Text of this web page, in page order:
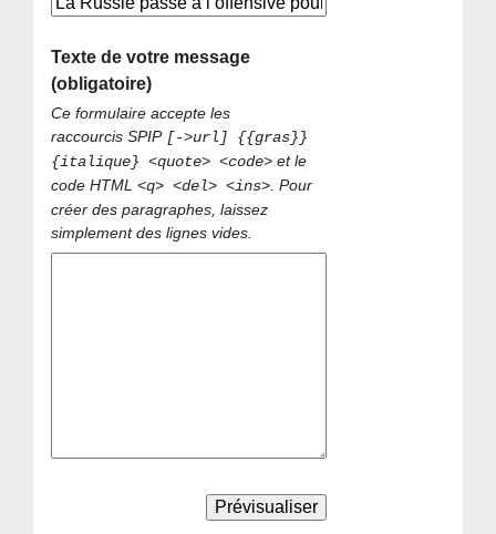
Texte de votre message
(obligatoire)
Ce formulaire accepte les
raccourcis SPIP [->url] {{gras}}
{italique} <quote> <code> et le
code HTML<q> <del> <ins>. Pour
créer des paragraphes, laissez
simplement des lignes vides.